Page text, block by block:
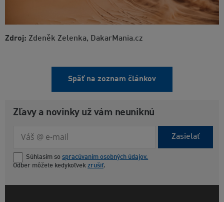
Zdroj: Zdeněk Zelenka, DakarMania.cz
Späť na zoznam článkov
Zľavy a novinky už vám neuniknú
Zasielať
Súhlasím so spracúvaním osobných údajov.
Odber môžete kedykoľvek zrušiť.